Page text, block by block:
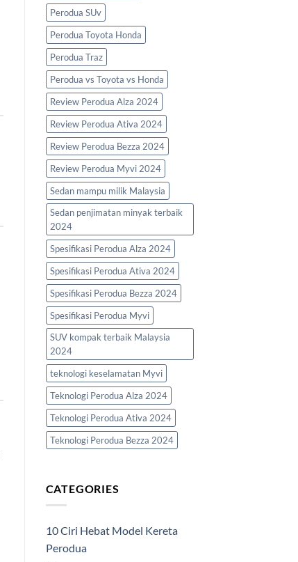
Perodua SUv
Perodua Toyota Honda
Perodua Traz
Perodua vs Toyota vs Honda
Review Perodua Alza 2024
Review Perodua Ativa 2024
Review Perodua Bezza 2024
Review Perodua Myvi 2024
Sedan mampu milik Malaysia
Sedan penjimatan minyak terbaik
2024
Spesifikasi Perodua Alza 2024
Spesifikasi Perodua Ativa 2024
Spesifikasi Perodua Bezza 2024
Spesifikasi Perodua Myvi
SUV kompak terbaik Malaysia
2024
teknologi keselamatan Myvi
Teknologi Perodua Alza 2024
Teknologi Perodua Ativa 2024
Teknologi Perodua Bezza 2024
CATEGORIES
10 Ciri Hebat Model Kereta
Perodua